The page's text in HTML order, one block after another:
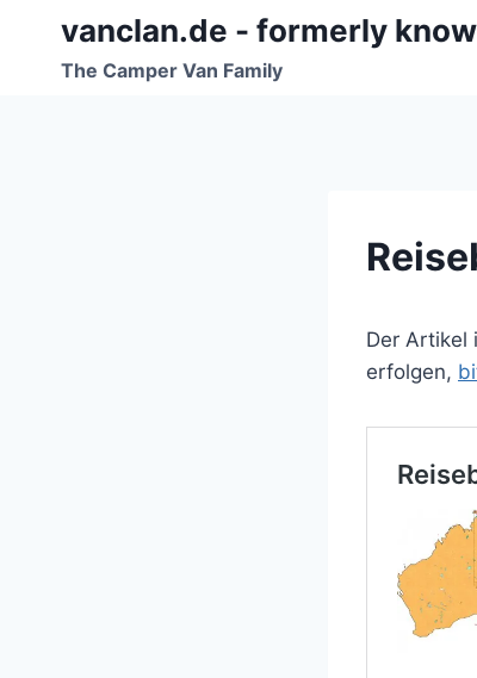
springen
vanclan.de - formerly
The Camper Van Family
Der Artikel
erfolgen,